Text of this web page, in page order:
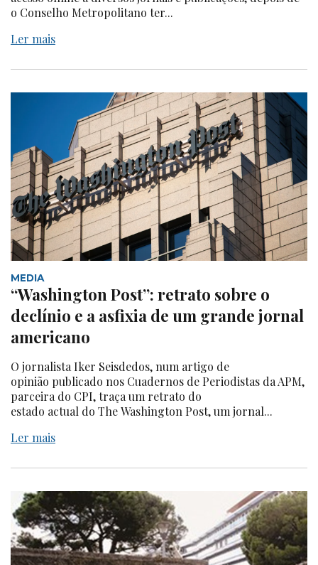
o Conselho Metropolitano ter...
Ler mais
MEDIA
“Washington Post”: retrato sobre o
declínio e a asfixia de um grande jornal
americano
O jornalista Iker Seisdedos, num artigo de
opinião publicado nos Cuadernos de Periodistas da APM,
parceira do CPI, traça um retrato do
estado actual do The Washington Post, um jornal...
Ler mais